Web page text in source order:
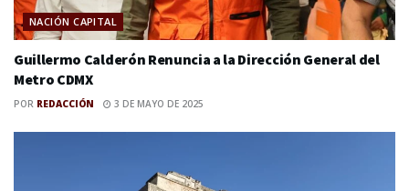
NACIÓN CAPITAL
Guillermo Calderón Renuncia a la Dirección General del
Metro CDMX
POR REDACCIÓN 3 DE MAYO DE 2025